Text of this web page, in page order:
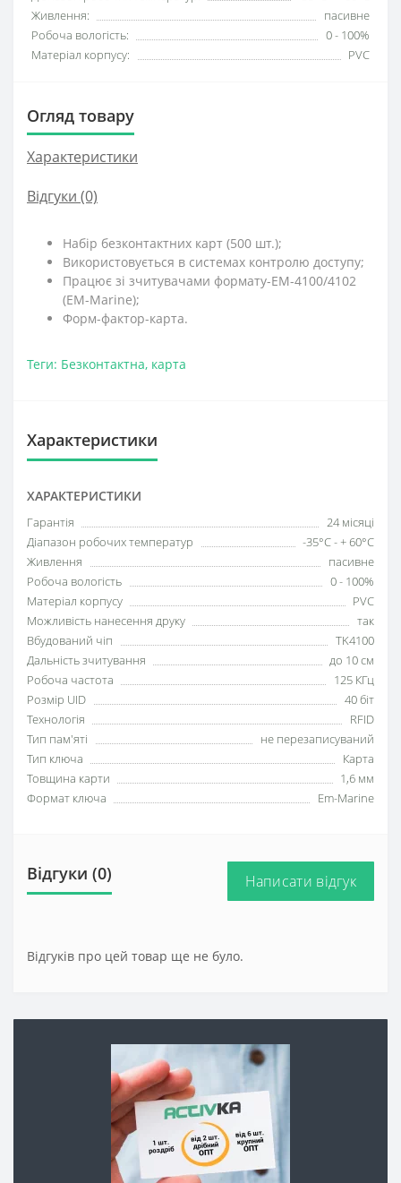
Живлення:
пасивне
Робоча вологість:
0 - 100%
Матеріал корпусу:
PVC
Огляд товару
Характеристики
Відгуки (0)
Набір безконтактних карт (500 шт.);
Використовується в системах контролю доступу;
Працює зі зчитувачами формату-EM-4100/4102
(EM-Marine);
Форм-фактор-карта.
Теги: Безконтактна, карта
Характеристики
ХАРАКТЕРИСТИКИ
Гарантія
24 місяці
Діапазон робочих температур
-35°C - + 60°C
Живлення
пасивне
Робоча вологість
0 - 100%
Матеріал корпусу
PVC
Можливість нанесення друку
так
Вбудований чіп
TK4100
Дальність зчитування
до 10 см
Робоча частота
125 КГц
Розмір UID
40 біт
Технологія
RFID
Тип пам'яті
не перезаписуваний
Тип ключа
Карта
Товщина карти
1,6 мм
Формат ключа
Em-Marine
Відгуки (0) Написати відгук
Відгуків про цей товар ще не було.